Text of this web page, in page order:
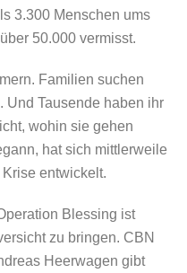
3.300 Menschen ums
50.000 vermisst.
Familien suchen
Und Tausende haben ihr
wohin sie gehen
hat sich mittlerweile
entwickelt.
Blessing ist
zu bringen. CBN
Heerwagen gibt